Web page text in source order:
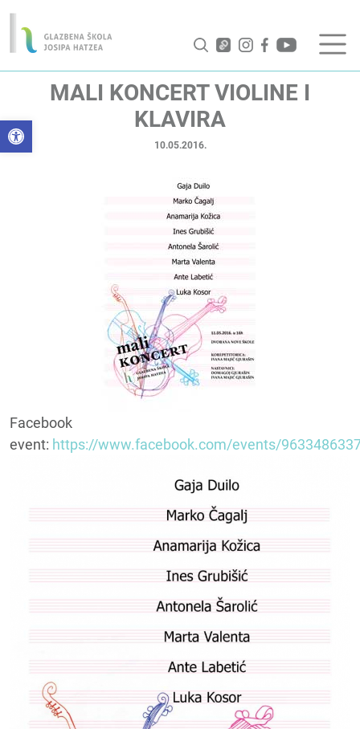
Open toolbar
MALI KONCERT VIOLINE I
KLAVIRA
10.05.2016.
Facebook
event: https://www.facebook.com/events/